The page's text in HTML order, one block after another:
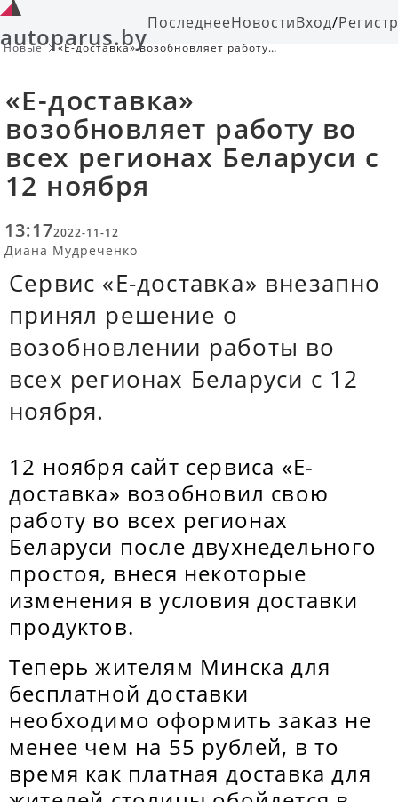
autoparus.byПоследнееНовостиВход/
Новые
«Е-доставка» возобновляет работу
«Е-доставка»
возобновляет работу во
всех регионах Беларуси с
12 ноября
13:172022-11-12
Диана Мудреченко
Сервис «Е-доставка» внезапно
принял решение о
возобновлении работы во
всех регионах Беларуси с 12
ноября.
12 ноября сайт сервиса «Е-
доставка» возобновил свою
работу во всех регионах
Беларуси после двухнедельного
простоя, внеся некоторые
изменения в условия доставки
продуктов.
Теперь жителям Минска для
бесплатной доставки
необходимо оформить заказ не
менее чем на 55 рублей, в то
время как платная доставка для